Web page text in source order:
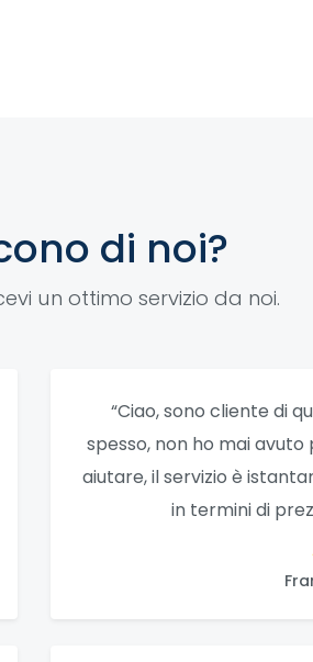
di noi?
un ottimo servizio da noi.
“Ciao, sono cliente di
spesso, non ho mai
aiutare, il servizio è
in termini di